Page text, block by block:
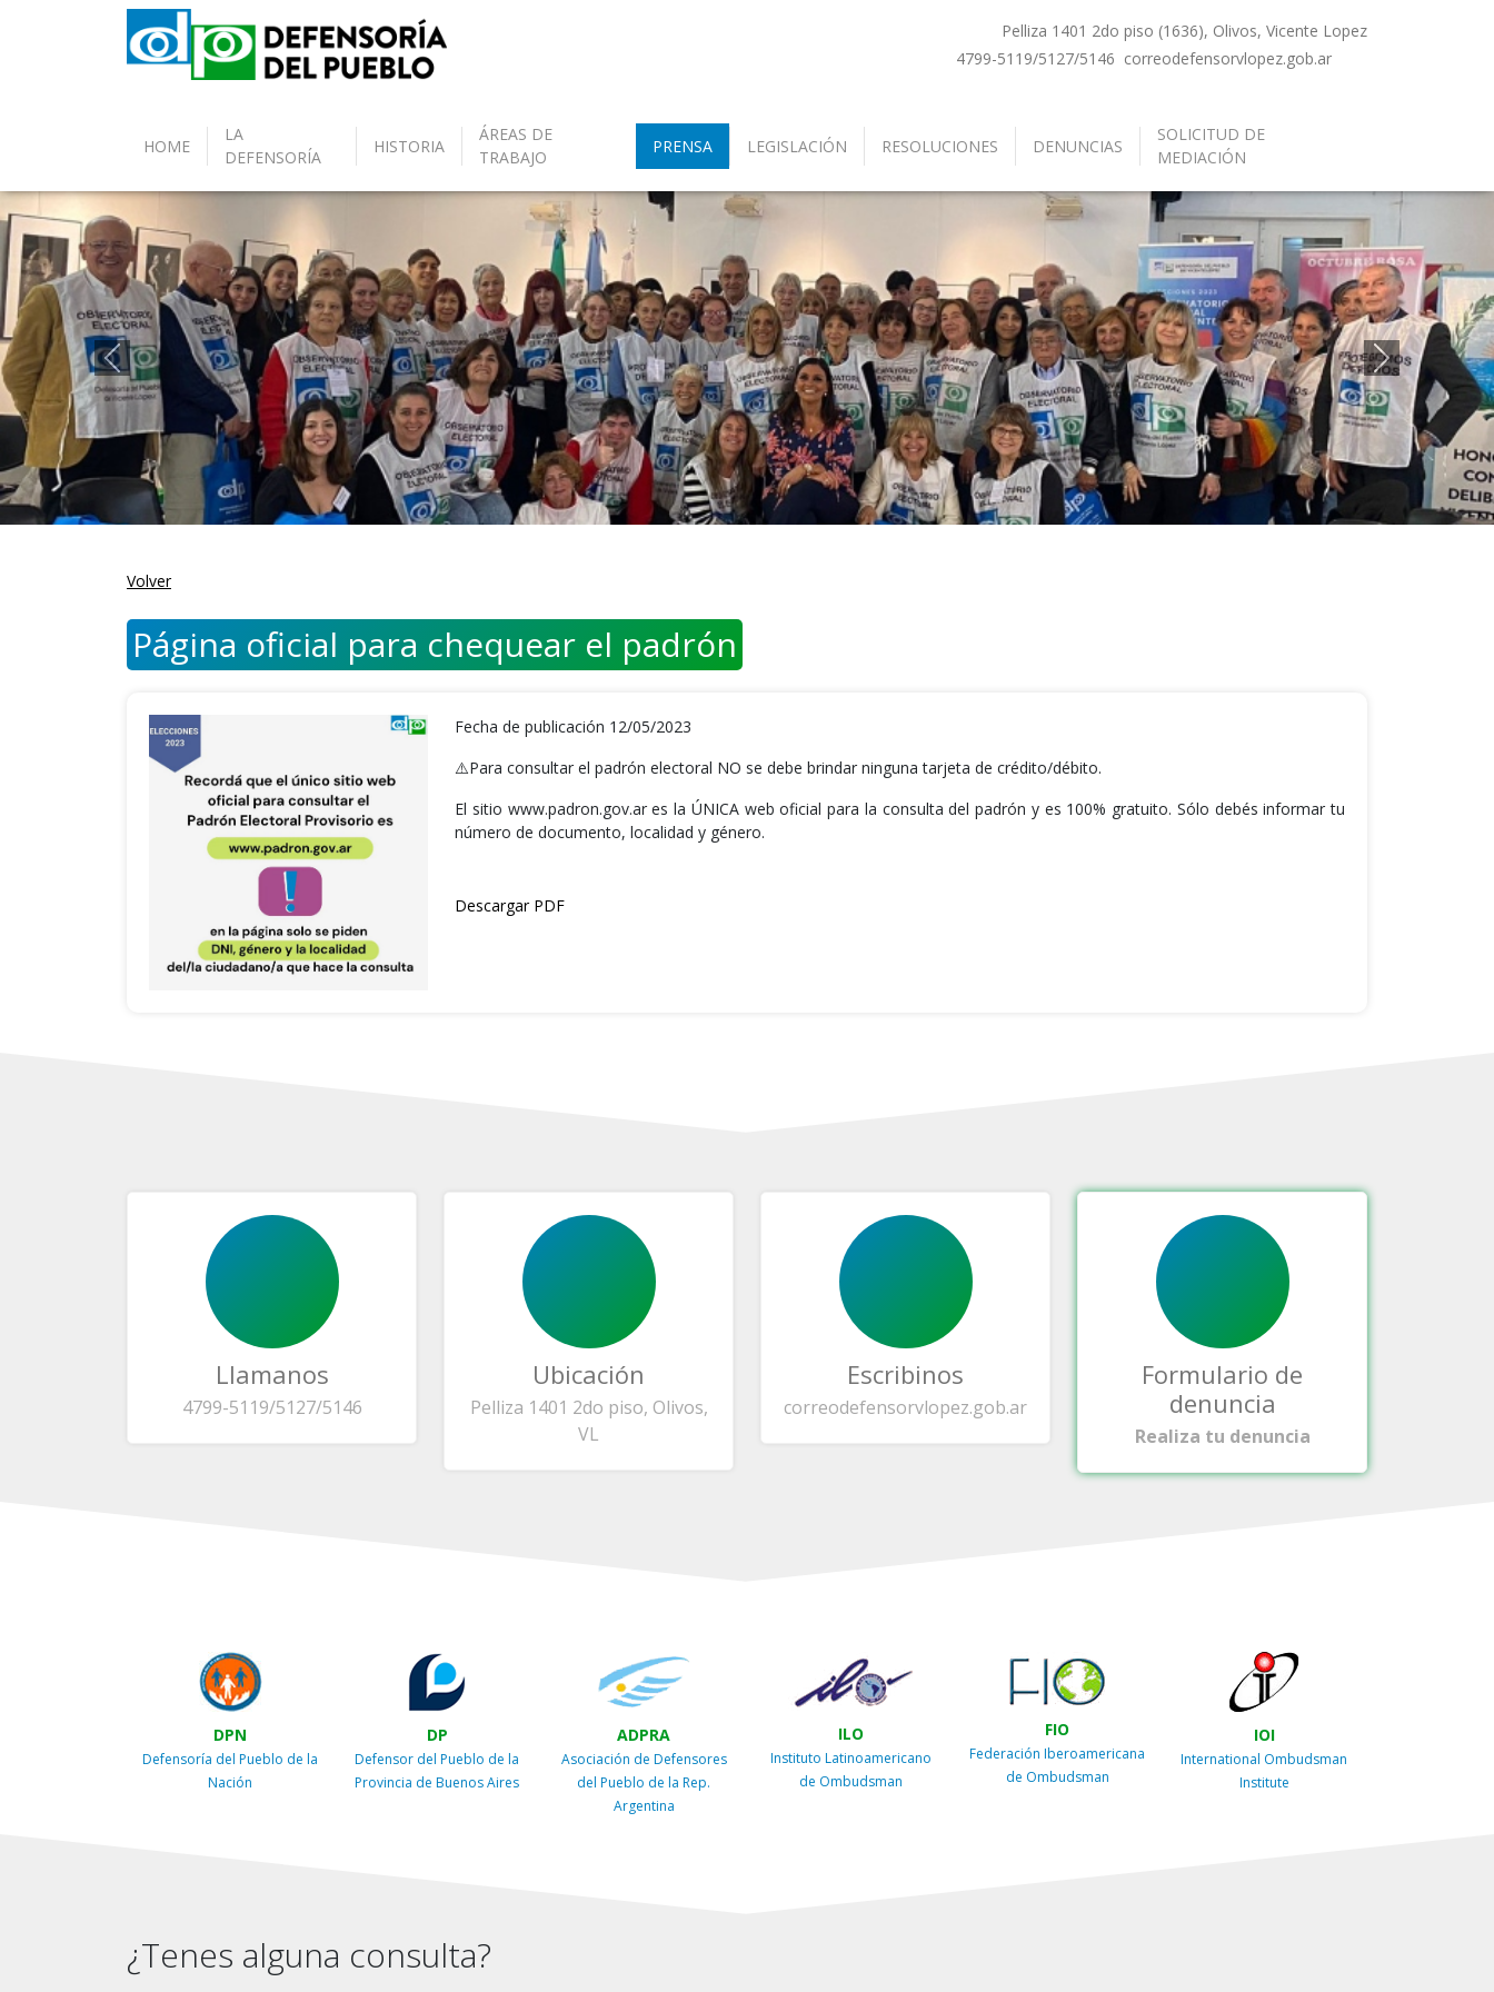
Pelliza 1401 2do piso (1636), Olivos, Vicente Lopez
4799-5119/5127/5146 correodefensorvlopez.gob.ar
HOME
LA
DEFENSORÍA
HISTORIA
ÁREAS DE
TRABAJO
PRENSA LEGISLACIÓN RESOLUCIONES DENUNCIAS
SOLICITUD DE
MEDIACIÓN
Anterior Siguiente
Volver
Página oficial para chequear el padrón
Fecha de publicación 12/05/2023
⚠️Para consultar el padrón electoral NO se debe brindar ninguna tarjeta de crédito/débito.
El sitio www.padron.gov.ar es la ÚNICA web oficial para la consulta del padrón y es 100% gratuito. Sólo debés informar tu
número de documento, localidad y género.
Descargar PDF
Llamanos
4799-5119/5127/5146
Ubicación
Pelliza 1401 2do piso, Olivos,
VL
Escribinos
correodefensorvlopez.gob.ar
Formulario de
denuncia
Realiza tu denuncia
DPN
Defensoría del Pueblo de la
Nación
DP
Defensor del Pueblo de la
Provincia de Buenos Aires
ADPRA
Asociación de Defensores
del Pueblo de la Rep.
Argentina
ILO
Instituto Latinoamericano
de Ombudsman
FIO
Federación Iberoamericana
de Ombudsman
IOI
International Ombudsman
Institute
¿Tenes alguna consulta?